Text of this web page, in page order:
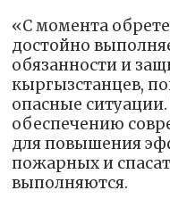
«С момента
достойно
обязанности и
кыргызстанцев,
опасные
обеспечению
для повышения
пожарных и
выполняются.